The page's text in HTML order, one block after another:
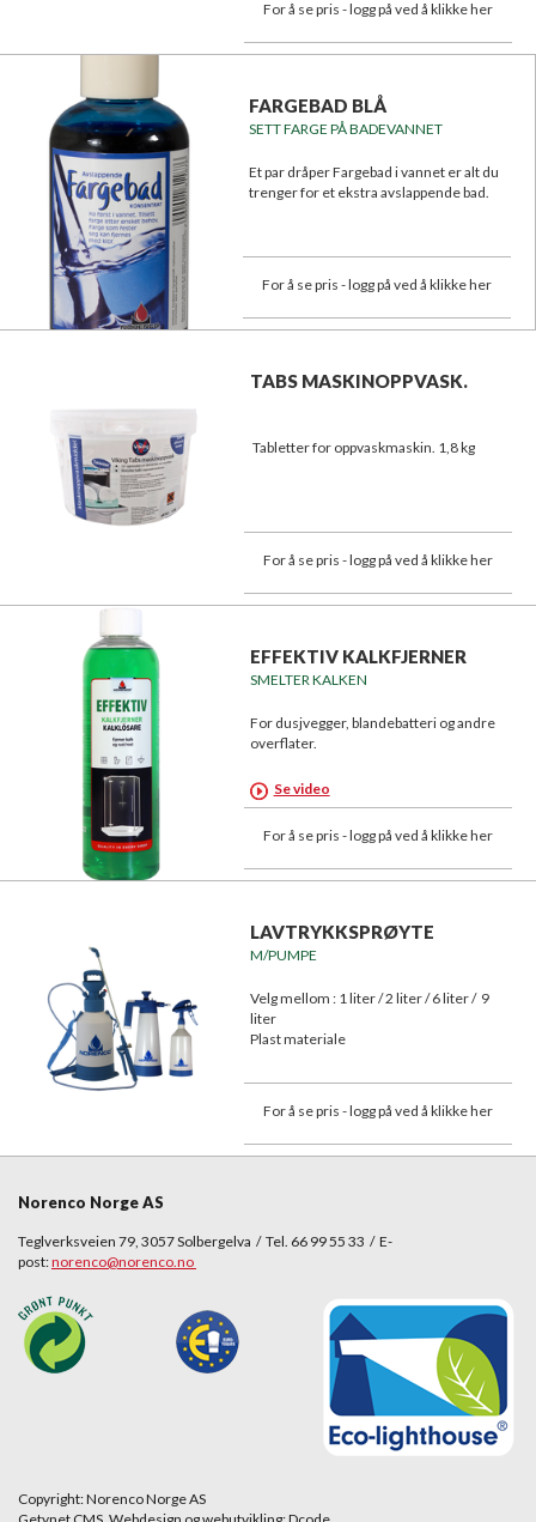
For å se pris - logg på ved å klikke her
FARGEBAD BLÅ
SETT FARGE PÅ BADEVANNET
Et par dråper Fargebad i vannet er alt du
trenger for et ekstra avslappende bad.
For å se pris - logg på ved å klikke her
TABS MASKINOPPVASK.
Tabletter for oppvaskmaskin. 1,8 kg
For å se pris - logg på ved å klikke her
EFFEKTIV KALKFJERNER
SMELTER KALKEN
For dusjvegger, blandebatteri og andre
overflater.
Se video
For å se pris - logg på ved å klikke her
LAVTRYKKSPRØYTE
M/PUMPE
Velg mellom : 1 liter / 2 liter / 6 liter / 9
liter
Plast materiale
For å se pris - logg på ved å klikke her
Norenco Norge AS
Teglverksveien 79, 3057 Solbergelva / Tel. 66 99 55 33 / E-
post:norenco@norenco.no
Copyright: Norenco Norge AS